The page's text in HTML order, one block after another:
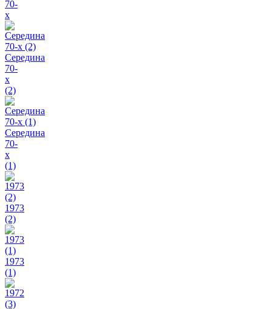
70-
х
Середина
70-
х
(2)
Середина
70-
х
(1)
1973
(2)
1973
(1)